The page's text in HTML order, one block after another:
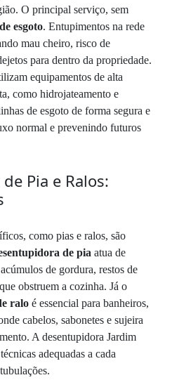
O principal serviço, sem
esgoto. Entupimentos na rede
mau cheiro, risco de
para dentro da propriedade.
equipamentos de alta
como hidrojateamento e
de esgoto de forma segura e
normal e prevenindo futuros
Pia e Ralos:
como pias e ralos, são
de pia atua de
de gordura, restos de
obstruem a cozinha. Já o
ralo é essencial para banheiros,
cabelos, sabonetes e sujeira
A desentupidora Jardim
adequadas a cada